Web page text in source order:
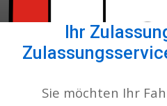
Ihr
Sie möchten Ihr